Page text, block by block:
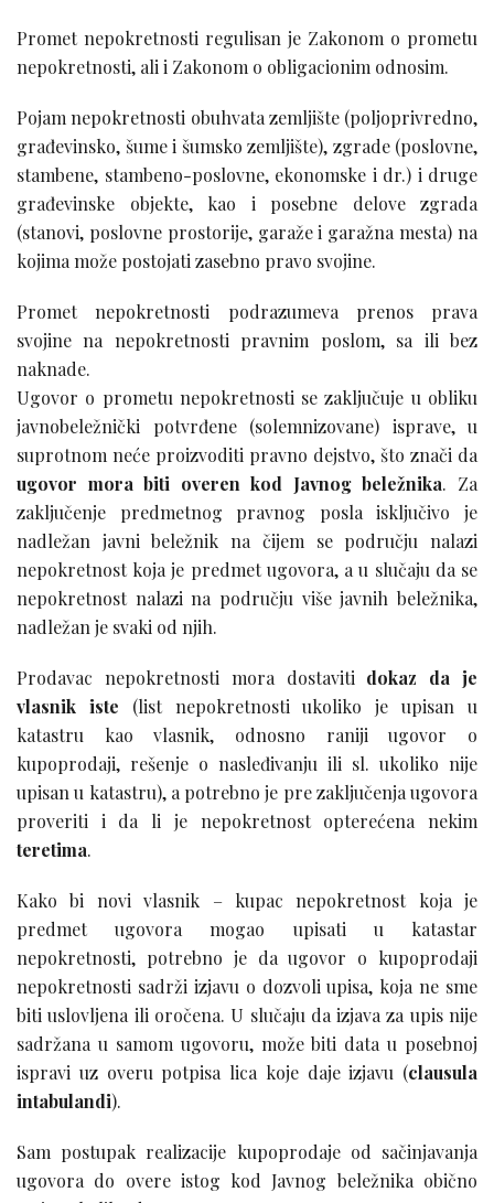
Promet nepokretnosti regulisan je Zakonom o prometu
nepokretnosti, ali i Zakonom o obligacionim odnosim.
Pojam nepokretnosti obuhvata zemljište (poljoprivredno,
građevinsko, šume i šumsko zemljište), zgrade (poslovne,
stambene, stambeno-poslovne, ekonomske i dr.) i druge
građevinske objekte, kao i posebne delove zgrada
(stanovi, poslovne prostorije, garaže i garažna mesta) na
kojima može postojati zasebno pravo svojine.
Promet nepokretnosti podrazumeva prenos prava
svojine na nepokretnosti pravnim poslom, sa ili bez
naknade.
Ugovor o prometu nepokretnosti se zaključuje u obliku
javnobeležnički potvrđene (solemnizovane) isprave, u
suprotnom neće proizvoditi pravno dejstvo, što znači da
ugovor mora biti overen kod Javnog beležnika. Za
zaključenje predmetnog pravnog posla isključivo je
nadležan javni beležnik na čijem se području nalazi
nepokretnost koja je predmet ugovora, a u slučaju da se
nepokretnost nalazi na području više javnih beležnika,
nadležan je svaki od njih.
Prodavac nepokretnosti mora dostaviti dokaz da je
vlasnik iste (list nepokretnosti ukoliko je upisan u
katastru kao vlasnik, odnosno raniji ugovor o
kupoprodaji, rešenje o nasleđivanju ili sl. ukoliko nije
upisan u katastru), a potrebno je pre zaključenja ugovora
proveriti i da li je nepokretnost opterećena nekim
teretima.
Kako bi novi vlasnik – kupac nepokretnost koja je
predmet ugovora mogao upisati u katastar
nepokretnosti, potrebno je da ugovor o kupoprodaji
nepokretnosti sadrži izjavu o dozvoli upisa, koja ne sme
biti uslovljena ili oročena. U slučaju da izjava za upis nije
sadržana u samom ugovoru, može biti data u posebnoj
ispravi uz overu potpisa lica koje daje izjavu (clausula
intabulandi).
Sam postupak realizacije kupoprodaje od sačinjavanja
ugovora do overe istog kod Javnog beležnika obično